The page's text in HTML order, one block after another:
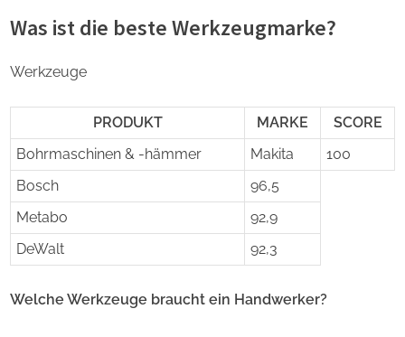
Was ist die beste Werkzeugmarke?
Werkzeuge
PRODUKT MARKE
SCORE
Bohrmaschinen & -hämmer
Makita
100
Bosch
96,5
Metabo
92,9
DeWalt
92,3
Welche Werkzeuge braucht ein Handwerker?